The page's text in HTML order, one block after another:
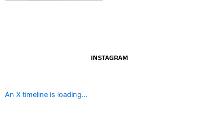
INSTAGRAM
An X timeline is loading...